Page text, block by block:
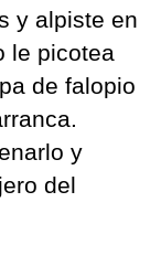
y alpiste en
le picotea
de falopio
y
del